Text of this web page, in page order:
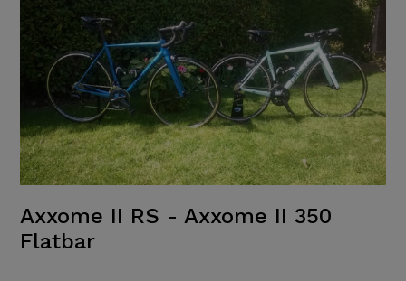
Axxome II RS - Axxome II 350
Flatbar